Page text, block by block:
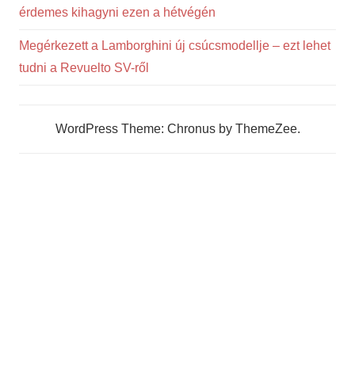
érdemes kihagyni ezen a hétvégén
Megérkezett a Lamborghini új csúcsmodellje – ezt lehet
tudni a Revuelto SV-ről
WordPress Theme: Chronus by ThemeZee.